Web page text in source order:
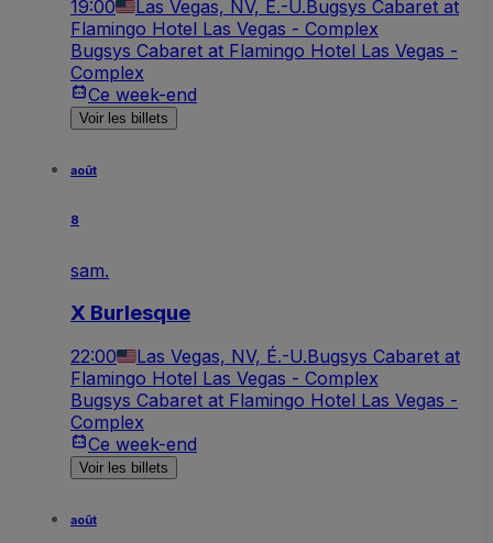
19:00 Las Vegas, NV, É.-U. Bugsys Cabaret at
Flamingo Hotel Las Vegas - Complex
Bugsys Cabaret at Flamingo Hotel Las Vegas -
Complex
Ce week-end
Voir les billets
août
8
sam.
X Burlesque
22:00 Las Vegas, NV, É.-U.Bugsys Cabaret at
Flamingo Hotel Las Vegas - Complex
Bugsys Cabaret at Flamingo Hotel Las Vegas -
Complex
Ce week-end
Voir les billets
août